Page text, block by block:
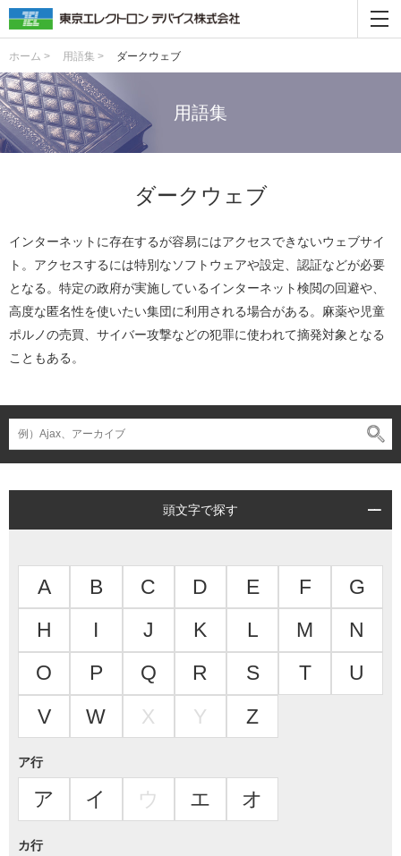
ホーム > 用語集 > ダークウェブ
用語集
ダークウェブ
インターネットに存在するが容易にはアクセスできないウェブサイ
ト。アクセスするには特別なソフトウェアや設定、認証などが必要
となる。特定の政府が実施しているインターネット検閲の回避や、
高度な匿名性を使いたい集団に利用される場合がある。麻薬や児童
ポルノの売買、サイバー攻撃などの犯罪に使われて摘発対象となる
こともある。
頭文字で探す
A B C D E F
G
H
I J K L M
N
O
P Q R S T
U
V
W X Y Z
ア行
ア イ ウ エ オ
カ行